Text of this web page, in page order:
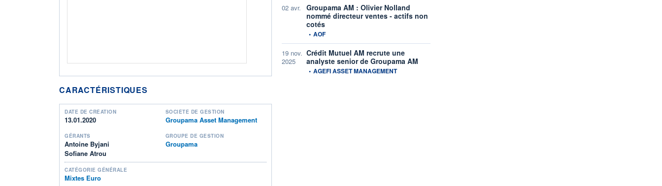
CARACTÉRISTIQUES
DATE DE CRÉATION
13.01.2020
SOCIÉTÉ DE GESTION
Groupama Asset Management
GÉRANTS
Antoine Byjani
Sofiane Atrou
GROUPE DE GESTION
Groupama
CATÉGORIE GÉNÉRALE
Mixtes Euro
02 avr.
Groupama AM : Olivier Nolland
nommé directeur ventes - actifs non
cotés
information fournie par
• AOF
19 nov.
2025
Crédit Mutuel AM recrute une
analyste senior de Groupama AM
information fournie par
• AGEFI ASSET MANAGEMENT